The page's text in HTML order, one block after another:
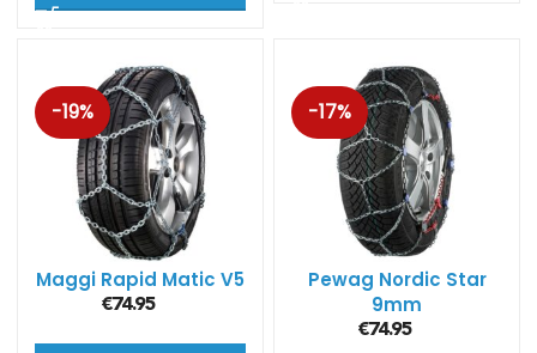
-19%
Maggi Rapid Matic V5
€74.95
-17%
Pewag Nordic Star
9mm
€74.95